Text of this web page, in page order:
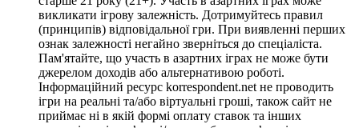
викликати ігрову залежність. Дотримуйтесь правил
(принципів) відповідальної гри. При виявленні перших
ознак залежності негайно зверніться до спеціаліста.
Пам'ятайте, що участь в азартних іграх не може бути
джерелом доходів або альтернативою роботі.
Інформаційний ресурс korrespondent.net не проводить
ігри на реальні та/або віртуальні гроші, також сайт не
приймає ні в якій формі оплату ставок та інших